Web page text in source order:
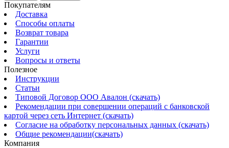
Покупателям
Доставка
Способы оплаты
Возврат товара
Гарантии
Услуги
Вопросы и ответы
Полезное
Инструкции
Статьи
Типовой Договор ООО Авалон (скачать)
Рекомендации при совершении операций с банковской
картой через сеть Интернет (скачать)
Согласие на обработку персональных данных (скачать)
Общие рекомендации(скачать)
Компания